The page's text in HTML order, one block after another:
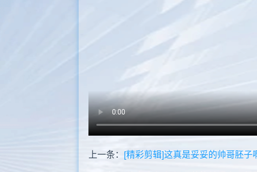
上一条： [精彩剪辑]这真是妥妥的帅哥胚子